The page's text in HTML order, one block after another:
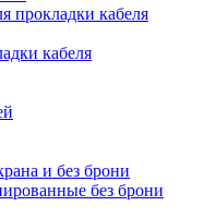
прокладки кабеля
кабеля
и без брони
без брони